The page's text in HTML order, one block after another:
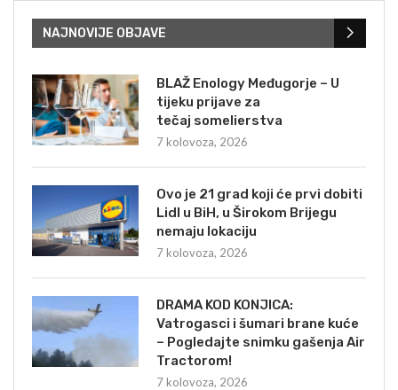
NAJNOVIJE OBJAVE
BLAŽ Enology Međugorje – U
tijeku prijave za
tečaj somelierstva
7 kolovoza, 2026
Ovo je 21 grad koji će prvi dobiti
Lidl u BiH, u Širokom Brijegu
nemaju lokaciju
7 kolovoza, 2026
DRAMA KOD KONJICA:
Vatrogasci i šumari brane kuće
– Pogledajte snimku gašenja Air
Tractorom!
7 kolovoza, 2026